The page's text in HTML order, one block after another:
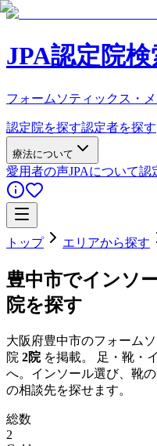
JPA認定院検
フォームソティックス・
認定院を探す認定者を探す
療法について
愛用者の声JPAについて認
トップ エリアから探す
豊中市でインソ
院を探す
大阪府豊中市のフォーム
院 2院を掲載。 足・靴・
へ。インソール選び、靴
の相談先を探せます。
総数
2